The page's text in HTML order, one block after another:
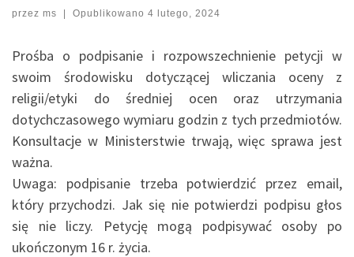
przez ms | Opublikowano 4 lutego, 2024
Prośba o podpisanie i rozpowszechnienie petycji w
swoim środowisku dotyczącej wliczania oceny z
religii/etyki do średniej ocen oraz utrzymania
dotychczasowego wymiaru godzin z tych przedmiotów.
Konsultacje w Ministerstwie trwają, więc sprawa jest
ważna.
Uwaga: podpisanie trzeba potwierdzić przez email,
który przychodzi. Jak się nie potwierdzi podpisu głos
się nie liczy. Petycję mogą podpisywać osoby po
ukończonym 16 r. życia.